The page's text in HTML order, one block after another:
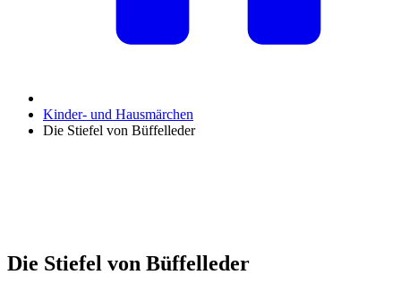
Kinder- und Hausmärchen
Die Stiefel von Büffelleder
Die Stiefel von Büffelleder